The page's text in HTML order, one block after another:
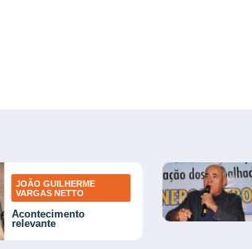
JOÃO GUILHERME
VARGAS NETTO
Acontecimento
relevante